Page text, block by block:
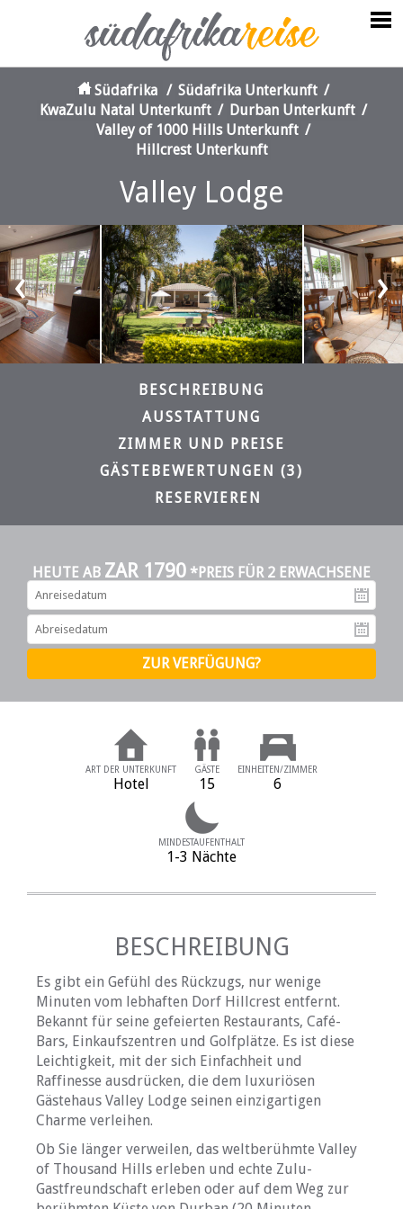
Südafrika / Südafrika Unterkunft /
KwaZulu Natal Unterkunft / Durban Unterkunft /
Valley of 1000 Hills Unterkunft /
Hillcrest Unterkunft
Valley Lodge
‹ ›
BESCHREIBUNG
AUSSTATTUNG
ZIMMER UND PREISE
GÄSTEBEWERTUNGEN (3)
RESERVIEREN
HEUTE AB ZAR 1790 *PREIS FÜR 2 ERWACHSENE
ART DER UNTERKUNFT
Hotel
GÄSTE
15
EINHEITEN/ZIMMER
6
MINDESTAUFENTHALT
1-3 Nächte
BESCHREIBUNG
Es gibt ein Gefühl des Rückzugs, nur wenige
Minuten vom lebhaften Dorf Hillcrest entfernt.
Bekannt für seine gefeierten Restaurants, Café-
Bars, Einkaufszentren und Golfplätze. Es ist diese
Leichtigkeit, mit der sich Einfachheit und
Raffinesse ausdrücken, die dem luxuriösen
Gästehaus Valley Lodge seinen einzigartigen
Charme verleihen.
Ob Sie länger verweilen, das weltberühmte Valley
of Thousand Hills erleben und echte Zulu-
Gastfreundschaft erleben oder auf dem Weg zur